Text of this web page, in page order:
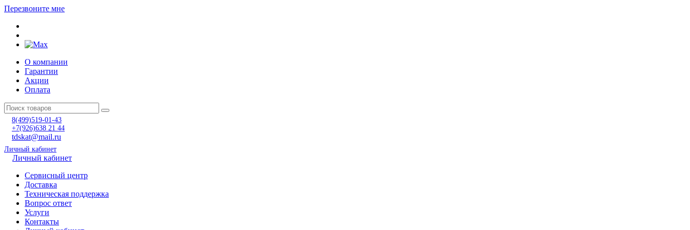
Перезвоните мне
О компании
Гарантии
Акции
Оплата
8(499)519-01-43
+7(926)638 21 44
tdskat@mail.ru
Личный кабинет
Личный кабинет
Сервисный центр
Доставка
Техническая поддержка
Вопрос ответ
Услуги
Контакты